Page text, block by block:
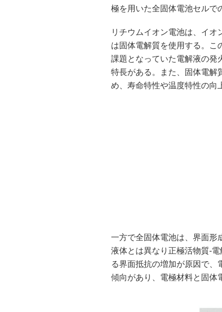
極を用いた全固体電池セルで
リチウムイオン電池は、イ
は固体電解質を使用する。こ
課題となっていた電解液の発
特長がある。また、固体電解
め、寿命特性や温度特性の向
一方で全固体電池は、界面形
液体とは異なり正極活物質‐
る界面抵抗の増加が原因で、
傾向があり、電極材料と固体